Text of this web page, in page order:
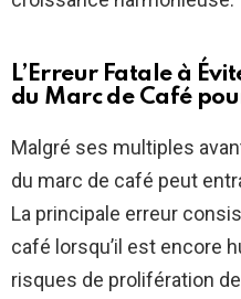
L’Erreur Fatale à
du Marc de Café
Malgré ses multiples
du marc de café peut
La principale erreur
café lorsqu’il est encore
risques de prolifération